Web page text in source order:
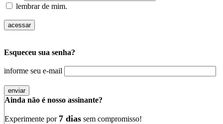
lembrar de mim.
Esqueceu sua senha?
informe seu e-mail
Ainda não é nosso assinante?
Experimente por 7 dias sem compromisso!